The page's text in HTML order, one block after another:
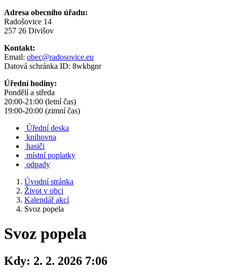
Adresa obecního úřadu:
Radošovice 14
257 26 Divišov
Kontakt:
Email: obec@radosovice.eu
Datová schránka ID: 8wkbgnr
Úřední hodiny:
Pondělí a středa
20:00-21:00 (letní čas)
19:00-20:00 (zimní čas)
Úřední deska
knihovna
hasiči
místní poplatky
odpady
Úvodní stránka
Život v obci
Kalendář akcí
Svoz popela
Svoz popela
Kdy: 2. 2. 2026 7:06